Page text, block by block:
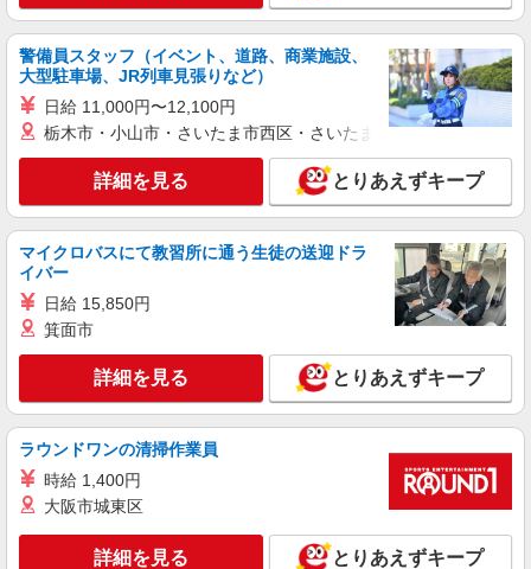
+゜・。○。・゜+゜・。○。・゜+゜ 入社祝い金10
万円支給(規定有) お友達を紹介頂くと, インセンテ
ィブ支給(規定有) ★月2回払い・週払い可能（規程
有）★ ゜・。○。・゜+゜・。○。・゜+゜
三重県津市のsoftbankショップ
キープ 詳細を見る
紹介予定派遣
スマホ携帯販売【ワイモバイル】
時給1600円〜 ※別途インセンティブ、職能評
価制度あり ※残業代支給 ★交通費別途支給（規定
あり） ゜+゜・。○。・゜+゜・。○。・゜+゜ 入
可能（規程有）★ ゜・。○。・゜+゜・。○。・゜
三重県津市の家電量販店
キープ 詳細を見る
株式会社シエロ
【ソフトバンク】の店舗スタッフ
時給1500円〜1600円（経験・能力による） ※
残業代支給 ★交通費別途支給（規定あり） ゜
+゜・。○。・゜+゜・。○。・゜+゜ 入社祝い金10
ィブ支給(規定有) ★月2回払い・週払い可能（規程
有）★ ゜・。○。・゜+゜・。○。・゜+゜
キープ 詳細を見る
警備員スタッフ（イベント、道路、商業施設、
大型駐車場、JR列車見張りなど）
日給 11,000円〜12,100円
栃木市・小山市・さいたま市西区・さいたま市岩槻区・久喜市・
詳細を見る とりあえずキープ
マイクロバスにて教習所に通う生徒の送迎ドラ
イバー
日給 15,850円
箕面市
詳細を見る とりあえずキープ
ラウンドワンの清掃作業員
時給 1,400円
大阪市城東区
詳細を見る とりあえずキープ